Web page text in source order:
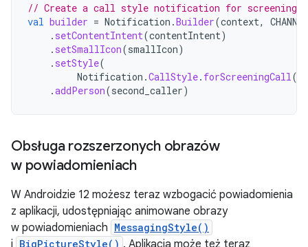
// Create a call style notification for screening
val builder = Notification .Builder(context,
. setContentIntent(contentIntent)
. setSmallIcon(smallIcon)
. setStyle(
Notification .CallStyle. forScreeningCall (
.addPerson(second_caller)
Obsługa rozszerzonych obrazów
w powiadomieniach
W Androidzie 12 możesz teraz wzbogacić powiadomienia
z aplikacji, udostępniając animowane obrazy
w powiadomieniach MessagingStyle()
i BigPictureStyle() . Aplikacja może też teraz